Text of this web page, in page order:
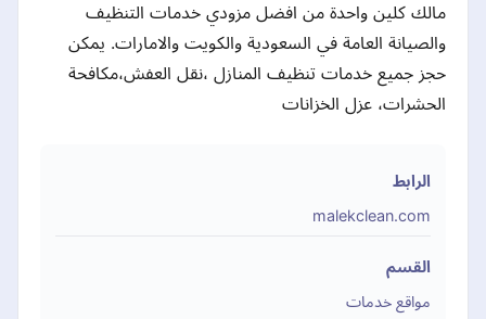
مالك كلين واحدة من افضل مزودي خدمات التنظيف
والصيانة العامة في السعودية والكويت والامارات. يمكن
حجز جميع خدمات تنظيف المنازل ،نقل العفش،مكافحة
الحشرات، عزل الخزانات
الرابط
malekclean.com
القسم
مواقع خدمات